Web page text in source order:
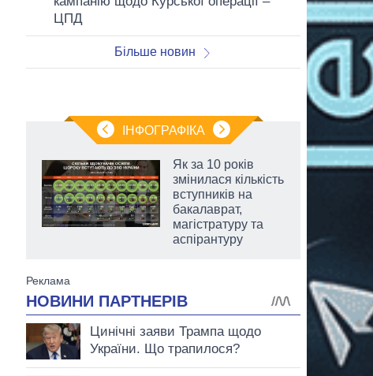
ЦПД
Більше новин
ІНФОГРАФІКА
Як за 10 років
змінилася кількість
вступників на
бакалаврат,
магістратуру та
аспірантуру